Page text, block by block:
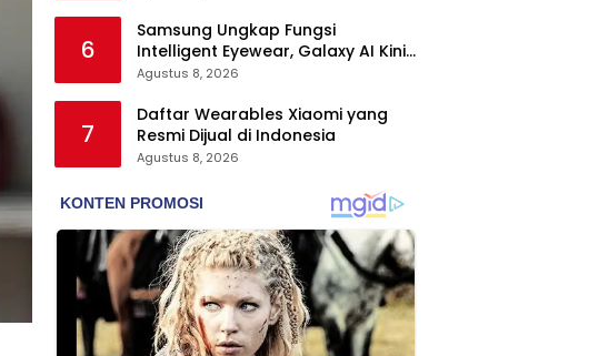
6
Samsung Ungkap Fungsi
Intelligent Eyewear, Galaxy AI Kini
Bisa Diakses Tanpa Layar
Agustus 8, 2026
7
Daftar Wearables Xiaomi yang
Resmi Dijual di Indonesia
Agustus 8, 2026